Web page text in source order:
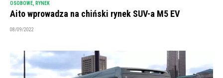
OSOBOWE RYNEK
Aito wprowadza na chiński rynek SUV-a M5 EV
08/09/2022